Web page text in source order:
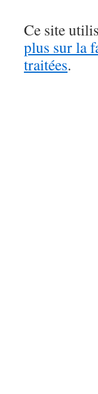
Ce site
plus sur la
traitées.